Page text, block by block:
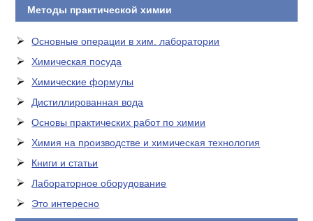
Методы практической химии
Основные операции в хим. лаборатории
Химическая посуда
Химические формулы
Дистиллированная вода
Основы практических работ по химии
Химия на производстве и химическая технология
Книги и статьи
Лабораторное оборудование
Это интересно